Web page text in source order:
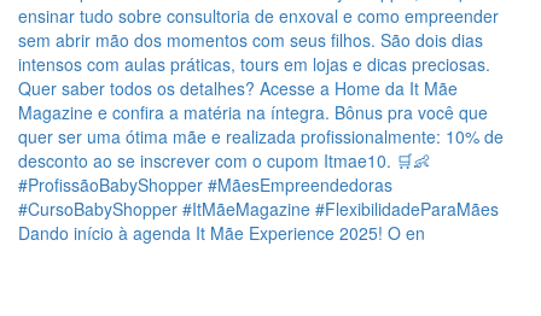
Dando início à agenda It Mãe Experience 2025! O en